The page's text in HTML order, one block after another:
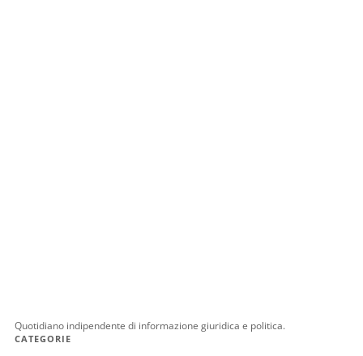
Quotidiano indipendente di informazione giuridica e politica.
CATEGORIE